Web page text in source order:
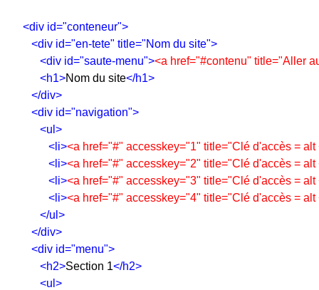
<div id="conteneur">
<div id="en-tete" title="Nom du site">
<div id="saute-menu"><a href="#contenu" title="Aller
<h1>Nom du site</h1>
</div>
<div id="navigation">
<ul>
<li><a href="#" accesskey="1" title="Clé d'accès = alt
<li><a href="#" accesskey="2" title="Clé d'accès = alt
<li><a href="#" accesskey="3" title="Clé d'accès = alt
<li><a href="#" accesskey="4" title="Clé d'accès = alt
</ul>
</div>
<div id="menu">
<h2>Section 1</h2>
<ul>